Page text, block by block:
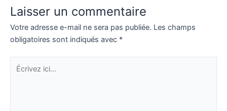
Laisser un commentaire
Votre adresse e-mail ne sera pas publiée. Les champs
obligatoires sont indiqués avec *
Écrivez
ici…